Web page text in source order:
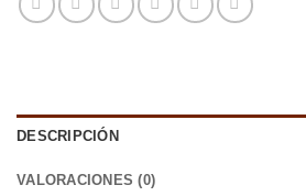
DESCRIPCIÓN
VALORACIONES (0)